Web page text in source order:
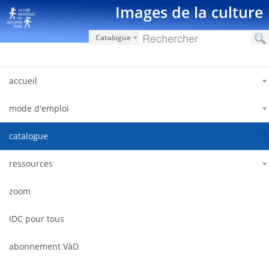
Saut au contenu Images de la culture
Catalogue
accueil
mode d'emploi
catalogue
ressources
zoom
IDC pour tous
abonnement VàD